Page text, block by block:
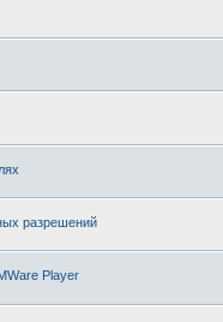
разрешений
Player